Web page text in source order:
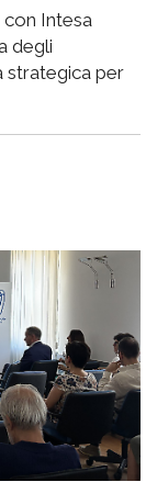
con Intesa
degli
strategica per